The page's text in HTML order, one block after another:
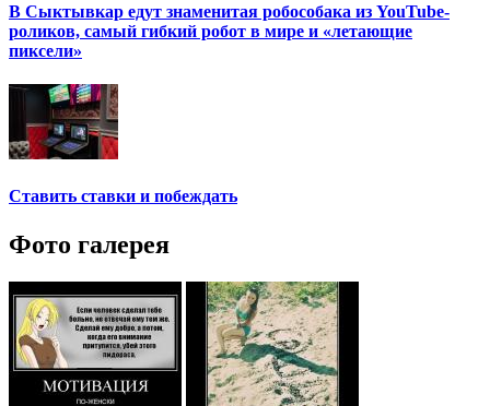
В Сыктывкар едут знаменитая робособака из YouTube-
роликов, самый гибкий робот в мире и «летающие
пиксели»
Ставить ставки и побеждать
Фото галерея